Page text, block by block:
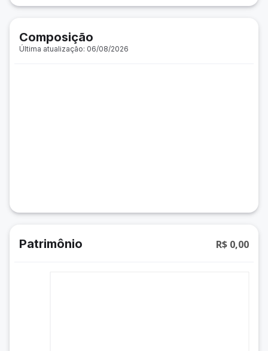
Composição
Última atualização: 06/08/2026
Patrimônio R$ 0,00